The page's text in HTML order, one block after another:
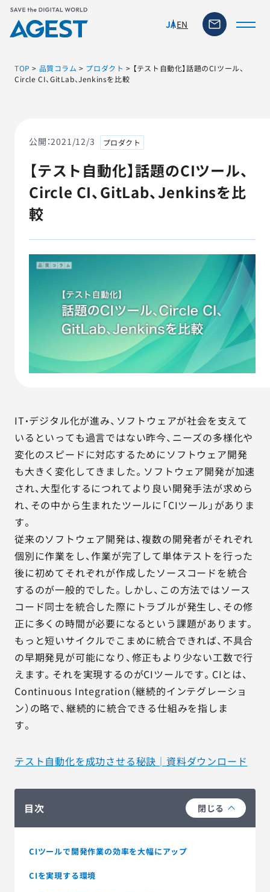
JAEN
ソリューション・サービス
脆弱性リスク管理ツール
TFACT (AIテストツール)
ニュース
AGESTの強み
セミナー・イベント
サービス詳細資料 見積・お問い合わせ
サービスお問い合わせ専用番号
03-6865-4864
※その他のご連絡は03-5333-1246
TOP > 品質コラム > プロダクト > 【テスト自動化】話題のCIツール、
Circle CI、GitLab、Jenkinsを比較
公開：2021/12/3 プロダクト
【テスト自動化】話題のCIツール、
Circle CI、GitLab、Jenkinsを比
較
IT・デジタル化が進み、ソフトウェアが社会を支えて
いるといっても過言ではない昨今、ニーズの多様化や
変化のスピードに対応するためにソフトウェア開発
も大きく変化してきました。ソフトウェア開発が加速
され、大型化するにつれてより良い開発手法が求めら
れ、その中から生まれたツールに「CIツール」がありま
す。
従来のソフトウェア開発は、複数の開発者がそれぞれ
個別に作業をし、作業が完了して単体テストを行った
後に初めてそれぞれが作成したソースコードを統合
するのが一般的でした。しかし、この方法ではソース
コード同士を統合した際にトラブルが発生し、その修
正に多くの時間が必要になるという課題があります。
もっと短いサイクルでこまめに統合できれば、不具合
の早期発見が可能になり、修正もより少ない工数で行
えます。それを実現するのがCIツールです。CIとは、
Continuous Integration（継続的インテグレーショ
ン）の略で、継続的に統合できる仕組みを指しま
す。
テスト自動化を成功させる秘訣│資料ダウンロード
目次 閉じる
CIツールで開発作業の効率を大幅にアップ
CIを実現する環境